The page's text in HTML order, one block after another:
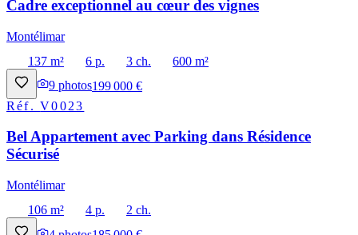
Cadre exceptionnel au cœur des vignes
Montélimar
137 m²
6 p. 3 ch.
600 m²
9 photos199 000 €
Réf.V0023
Bel Appartement avec Parking dans Résidence
Sécurisé
Montélimar
106 m²
4 p.
2 ch.